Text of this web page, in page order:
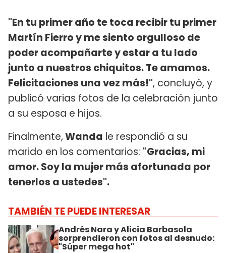
"En tu primer año te toca recibir tu primer
Martín Fierro y me siento orgulloso de
poder acompañarte y estar a tu lado
junto a nuestros chiquitos. Te amamos.
Felicitaciones una vez más!", concluyó, y
publicó varias fotos de la celebración junto
a su esposa e hijos.
Finalmente,Wanda le respondió a su
marido en los comentarios: "Gracias, mi
amor. Soy la mujer más afortunada por
tenerlos a ustedes".
TAMBIÉN TE PUEDE INTERESAR
Andrés Nara y Alicia Barbasola
sorprendieron con fotos al desnudo:
"Súper mega hot"